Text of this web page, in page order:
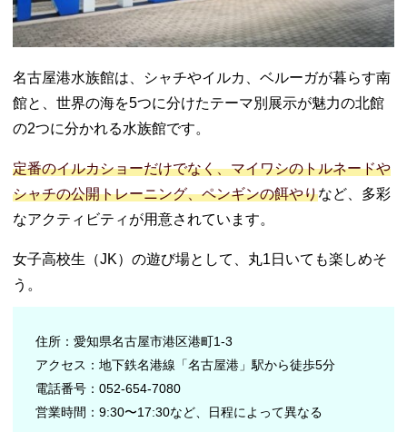
− 名古屋
PARCO
館
− 東山スカ
− ジェイア
ール名古屋
タカシマヤ
− ナナちゃ
ん人形（名
− ユニモー
− 鶴舞公園
− 近鉄パッ
貨店名古屋
店）
− バンテリ
名古屋港水族館は、シャチやイルカ、ベルーガが暮らす南
館と、世界の海を5つに分けたテーマ別展示が魅力の北館
の2つに分かれる水族館です。
定番のイルカショーだけでなく、マイワシのトルネードや
シャチの公開トレーニング、ペンギンの餌やりなど、多彩
なアクティビティが用意されています。
女子高校生（JK）の遊び場として、丸1日いても楽しめそ
う。
住所：愛知県名古屋市港区港町1-3
アクセス：地下鉄名港線「名古屋港」駅から徒歩5分
電話番号：052-654-7080
営業時間：9:30〜17:30など、日程によって異なる